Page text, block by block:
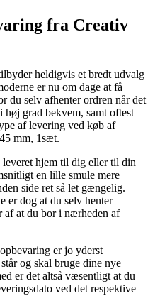
fra Creativ
heldigvis et bredt udvalg
er nu om dage at få
du selv afhenter ordren når det
høj grad bekvem, samt oftest
af levering ved køb af
mm, 1sæt.
hjem til dig eller til din
en lille smule mere
side ret så let gængelig.
er dog at du selv henter
af at du bor i nærheden af
er jo yderst
og skal bruge dine nye
er det altså væsentligt at du
ved det respektive